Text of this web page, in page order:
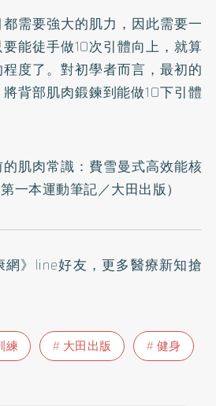
需要強大的肌力，因此需要一
能徒手做10次引體向上，就算
度了。對初學者而言，最初的
背部肌肉鍛鍊到能做10下引體
的肌肉常識：費雪曼式高效能核
一本運動筆記／大田出版）
網》line好友 ，更多醫療新知搶
練 大田出版 健身